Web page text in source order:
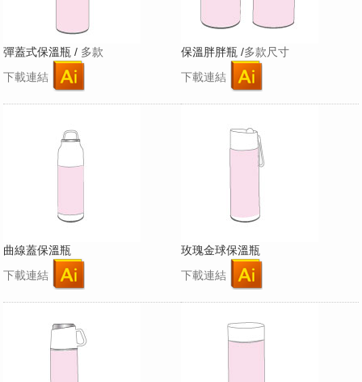
彈蓋式保溫瓶 / 多款
下載連結
保溫胖胖瓶 /多款尺寸
下載連結
曲線蓋保溫瓶
下載連結
玫瑰金球保溫瓶
下載連結